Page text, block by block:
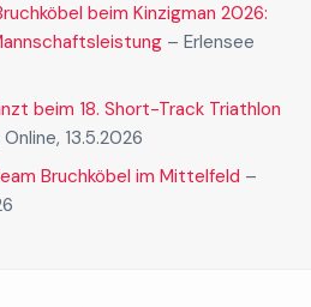
beim Kinzigman 2026:
– Erlensee
beim 18. Short-Track Triathlon
, 13.5.2026
Bruchköbel im Mittelfeld –